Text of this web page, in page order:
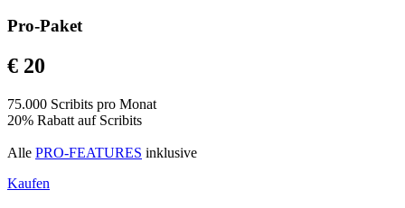
Pro-Paket
€ 20
75.000 Scribits pro Monat
20% Rabatt auf Scribits
Alle PRO-FEATURES inklusive
Kaufen